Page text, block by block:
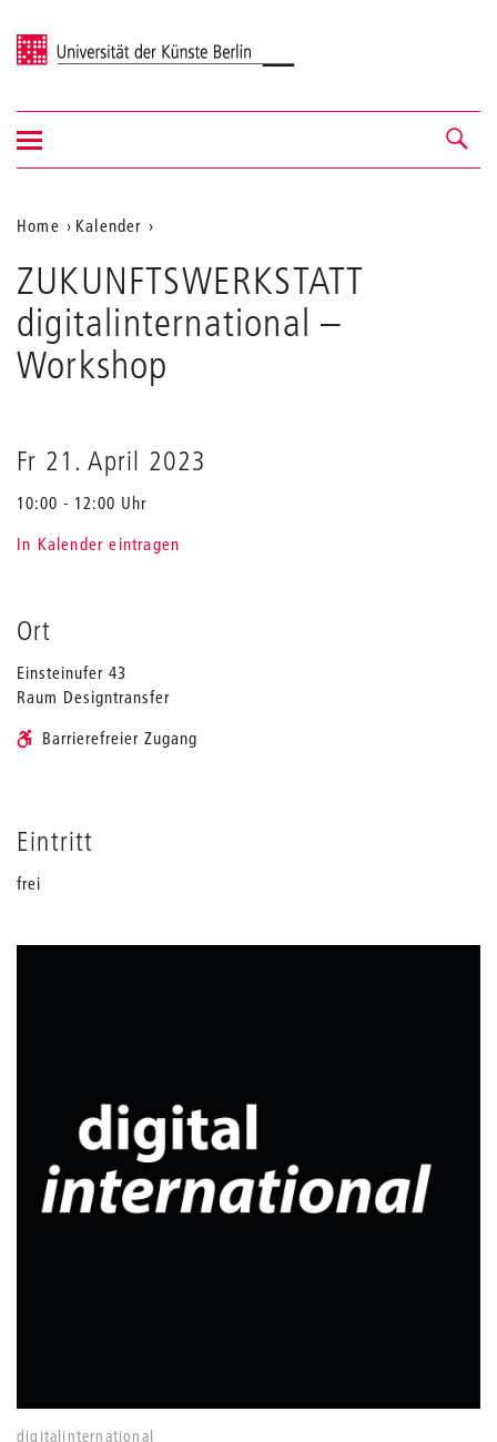
Universität der Künste Berlin
Navigation &
Suche
Navigation
ein-/ausblenden
Aktuelle
Position
auf
der
Webseite
Home
Kalender
digitalinternational
ZUKUNFTSWERKSTATT
digitalinternational –
Workshop
Fr 21. April 2023
10:00 - 12:00 Uhr
In Kalender eintragen
Ort
Einsteinufer 43
Raum Designtransfer
Barrierefreier Zugang
Eintritt
frei
digitalinternational